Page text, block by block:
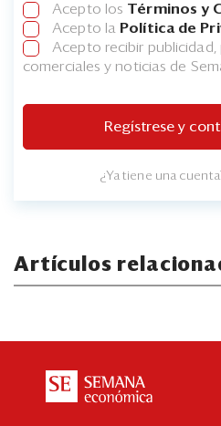
Acepto los Términos y
Acepto la Política de
Acepto recibir
comerciales y noticias de
Regístrese y
¿Ya tiene una
Artículos